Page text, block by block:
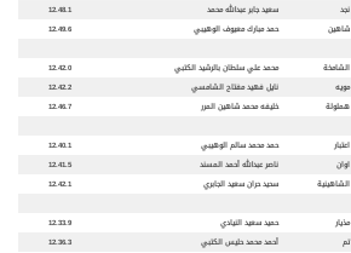
نجد سعيد جابر عبدالله محمد
12.48.1
شاهين حمد مبارك معيوف الوهيبي 12.49.6
الشامخة محمد علي سلطان بالرشيد الكتبي
12.42.0
مويه نايل فهيد مفتاح الشامسي
12.42.2
هملولة خليفه محمد شاهين المرر 12.46.7
اعتبار حمد محمد سالم الوهيبي
12.40.1
اوان ناصر عبدالله أحمد المسند
12.41.5
الشاهينية سحيد حران سعيد الجابري 12.42.1
مذيار حميد سعيد النيادي
12.33.9
تم أحمد محمد حليس الكتبي
12.36.3